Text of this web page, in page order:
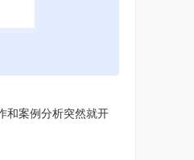
和案例分析突然就开